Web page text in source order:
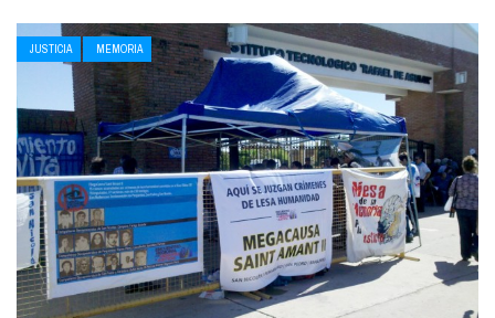
JUSTICIA MEMORIA